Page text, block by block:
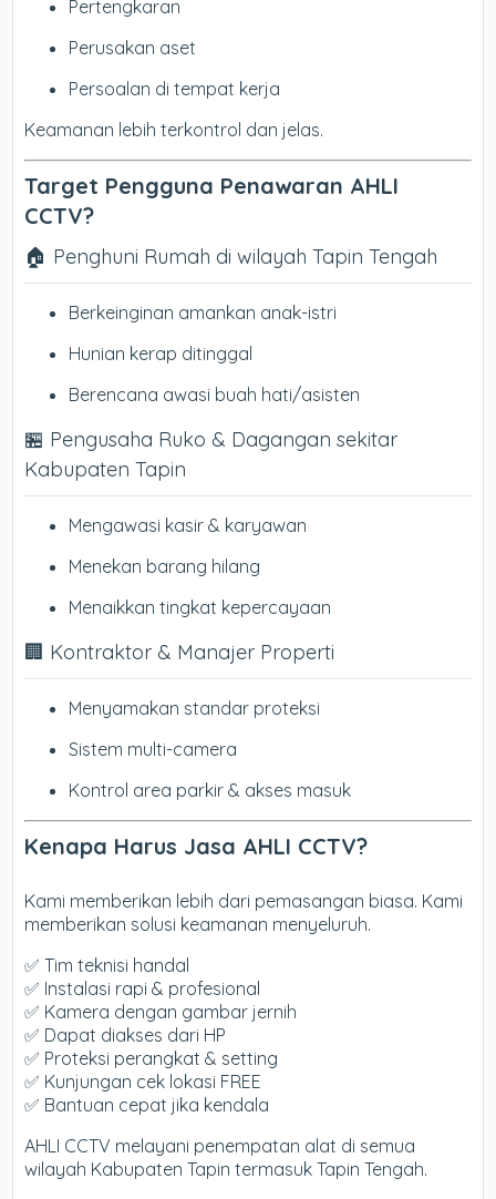
Pertengkaran
Perusakan aset
Persoalan di tempat kerja
Keamanan lebih terkontrol dan jelas.
Target Pengguna Penawaran AHLI
CCTV?
🏠 Penghuni Rumah di wilayah Tapin Tengah
Berkeinginan amankan anak-istri
Hunian kerap ditinggal
Berencana awasi buah hati/asisten
🏪 Pengusaha Ruko & Dagangan sekitar
Kabupaten Tapin
Mengawasi kasir & karyawan
Menekan barang hilang
Menaikkan tingkat kepercayaan
🏢 Kontraktor & Manajer Properti
Menyamakan standar proteksi
Sistem multi-camera
Kontrol area parkir & akses masuk
Kenapa Harus Jasa AHLI CCTV?
Kami memberikan lebih dari pemasangan biasa. Kami
memberikan solusi keamanan menyeluruh.
✅ Tim teknisi handal
✅ Instalasi rapi & profesional
✅ Kamera dengan gambar jernih
✅ Dapat diakses dari HP
✅ Proteksi perangkat & setting
✅ Kunjungan cek lokasi FREE
✅ Bantuan cepat jika kendala
AHLI CCTV melayani penempatan alat di semua
wilayah Kabupaten Tapin termasuk Tapin Tengah.